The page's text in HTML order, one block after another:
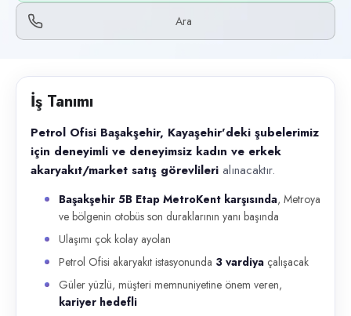
Ara
İş Tanımı
Petrol Ofisi Başakşehir, Kayaşehir'deki şubelerimiz
için deneyimli ve deneyimsiz kadın ve erkek
akaryakıt/market satış görevlileri alınacaktır.
Başakşehir 5B Etap MetroKent karşısında, Metroya
ve bölgenin otobüs son duraklarının yanı başında
Ulaşımı çok kolay ayolan
Petrol Ofisi akaryakıt istasyonunda 3 vardiya çalışacak
Güler yüzlü, müşteri memnuniyetine önem veren,
kariyer hedefli